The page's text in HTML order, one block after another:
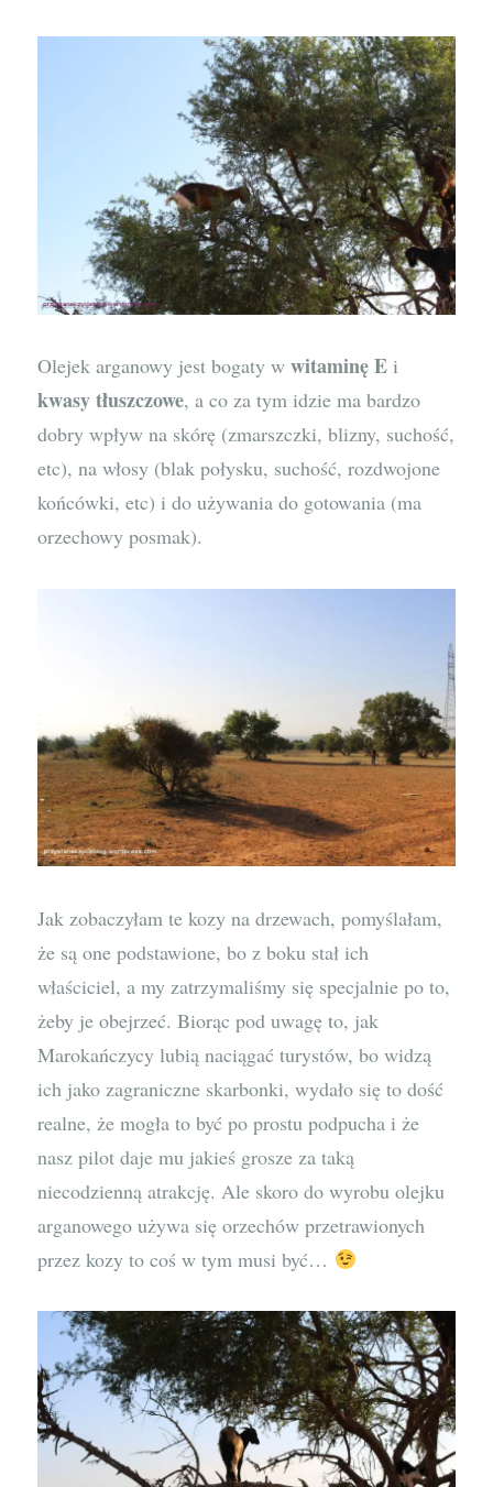
Olejek arganowy jest bogaty wwitaminę E i
kwasy tłuszczowe, a co za tym idzie ma bardzo
dobry wpływ na skórę (zmarszczki, blizny, suchość,
etc), na włosy (blak połysku, suchość, rozdwojone
końcówki, etc) i do używania do gotowania (ma
orzechowy posmak).
Jak zobaczyłam te kozy na drzewach, pomyślałam,
że są one podstawione, bo z boku stał ich
właściciel, a my zatrzymaliśmy się specjalnie po to,
żeby je obejrzeć. Biorąc pod uwagę to, jak
Marokańczycy lubią naciągać turystów, bo widzą
ich jako zagraniczne skarbonki, wydało się to dość
realne, że mogła to być po prostu podpucha i że
nasz pilot daje mu jakieś grosze za taką
niecodzienną atrakcję. Ale skoro do wyrobu olejku
arganowego używa się orzechów przetrawionych
przez kozy to coś w tym musi być…